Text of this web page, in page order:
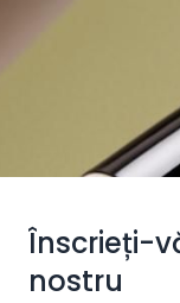
Înscrieți-
nostru